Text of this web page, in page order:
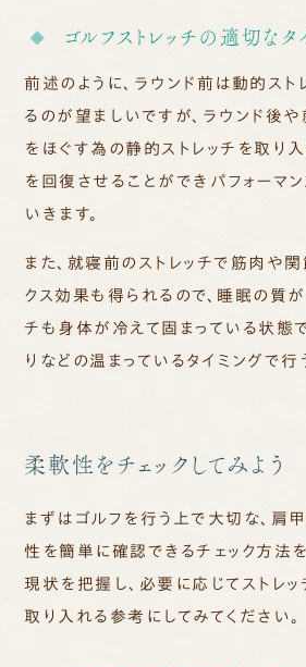
ゴルフストレッチの適切なタ
前述のように、ラウンド前は動的ス
るのが望ましいですが、ラウンド後
をほぐす為の静的ストレッチを取り
を回復させることができパフォーマ
いきます。
また、就寝前のストレッチで筋肉や
クス効果も得られるので、睡眠の質が
チも身体が冷えて固まっている状態
りなどの温まっているタイミングで行
柔軟性をチェックしてみよう
まずはゴルフを行う上で大切な、肩
性を簡単に確認できるチェック方法を
現状を把握し、必要に応じてストレ
取り入れる参考にしてみてください。